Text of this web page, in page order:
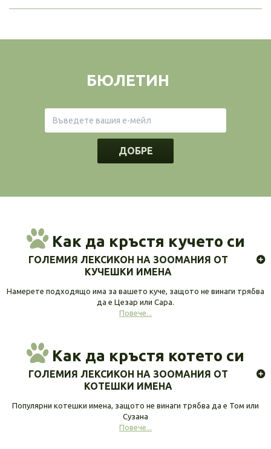
БЮЛЕТИН
ДОБРЕ
Как да кръстя кучето си
ГОЛЕМИЯ ЛЕКСИКОН НА ЗООМАНИЯ ОТ
КУЧЕШКИ ИМЕНА
Намерете подходящо има за вашето куче, защото не винаги трябва
да е Цезар или Сара.
Повече...
Как да кръстя котето си
ГОЛЕМИЯ ЛЕКСИКОН НА ЗООМАНИЯ ОТ
КОТЕШКИ ИМЕНА
Популярни котешки имена, защото не винаги трябва да е Том или
Сузана
Повече...